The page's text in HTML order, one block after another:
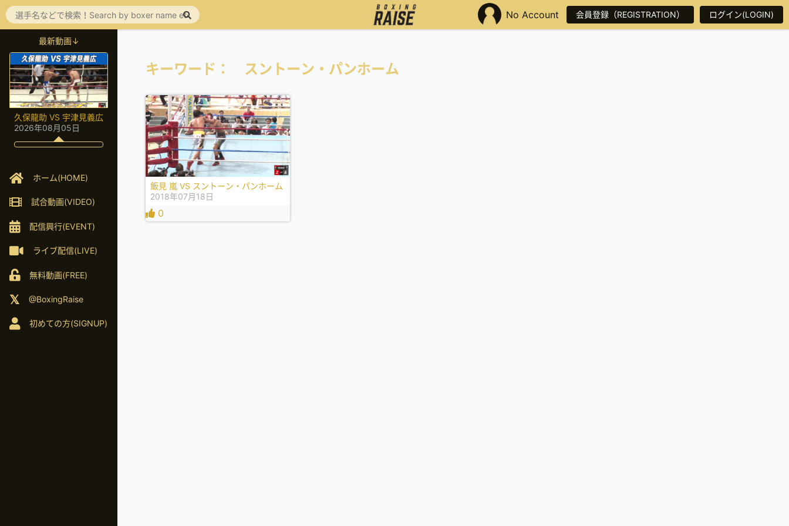
No Account 会員登録（REGISTRATION） ログイン(LOGIN)
最新動画↓
久保龍助 VS 宇津見義広
2026年08月05日
ホーム(HOME)
試合動画(VIDEO)
配信興行(EVENT)
ライブ配信(LIVE)
無料動画(FREE)
@BoxingRaise
初めての方(SIGNUP)
キーワード： スントーン・パンホーム
飯見 嵐 VS スントーン・パンホーム
2018年07月18日
0